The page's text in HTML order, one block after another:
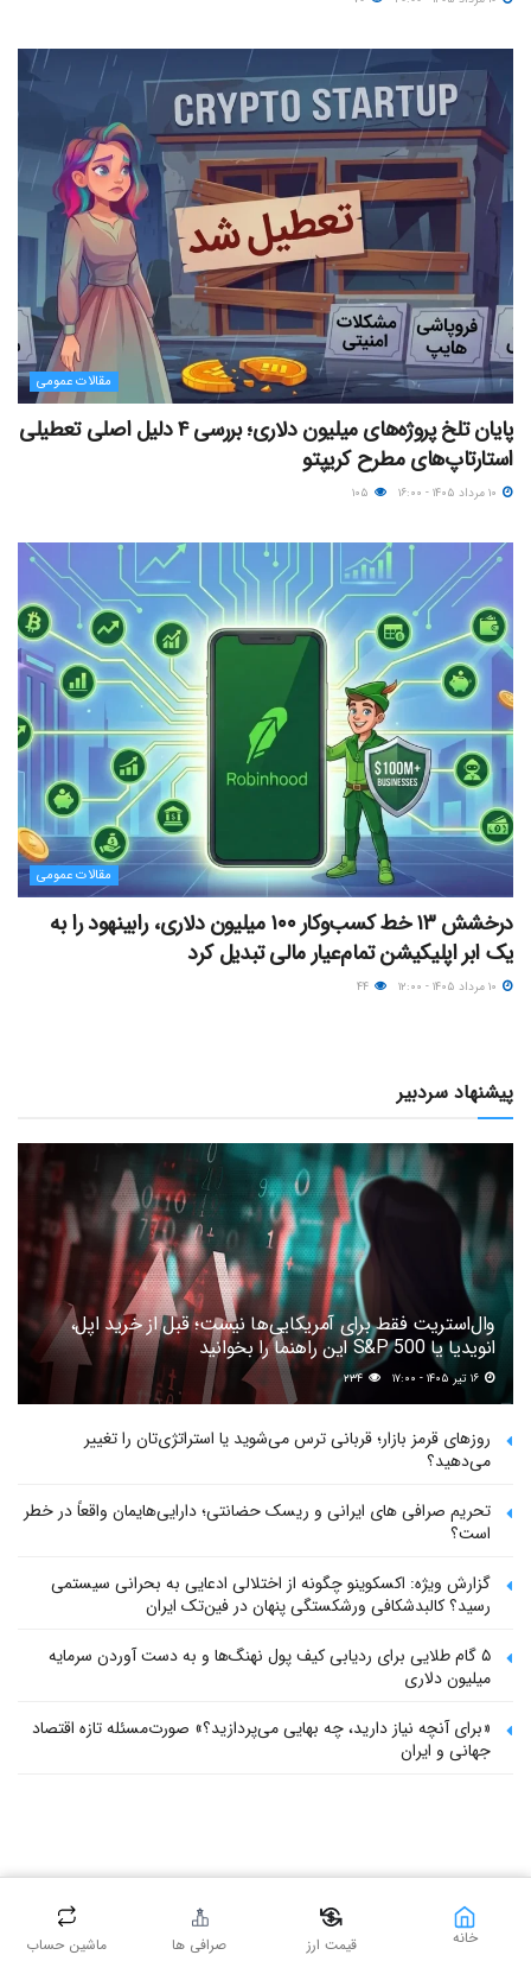
مقالات عمومی
پایان تلخ پروژه‌های میلیون دلاری؛ بررسی ۴ دلیل اصلی تعطیلی
استارتاپ‌های مطرح کریپتو
مقالات عمومی
درخشش ۱۳ خط کسب‌وکار ۱۰۰ میلیون دلاری، رابینهود را به
یک ابر اپلیکیشن تمام‌عیار مالی تبدیل کرد
پیشنهاد سردبیر
وال‌استریت فقط برای آمریکایی‌ها نیست؛ قبل از خرید اپل،
انویدیا یا S&P 500 این راهنما را بخوانید
۲۳۴
روزهای قرمز بازار؛ قربانی ترس می‌شوید یا استراتژی‌تان را تغییر
می‌دهید؟
تحریم صرافی های ایرانی و ریسک حضانتی؛ دارایی‌هایمان واقعاً در خطر
است؟
گزارش ویژه: اکسکوینو چگونه از اختلالی ادعایی به بحرانی سیستمی
رسید؟ کالبدشکافی ورشکستگی پنهان در فین‌تک ایران
۵ گام طلایی برای ردیابی کیف پول‌ نهنگ‌ها و به دست آوردن سرمایه
میلیون دلاری
«برای آنچه نیاز دارید، چه بهایی می‌پردازید؟» صورت‌مسئله تازه اقتصاد
جهانی و ایران
خانه قیمت ارز صرافی ها ماشین حساب